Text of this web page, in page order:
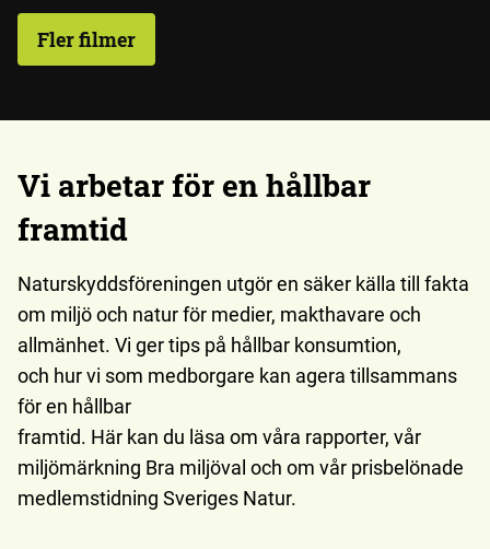
Fler filmer
Vi arbetar för en hållbar
framtid
Naturskyddsföreningen utgör en säker källa till fakta
om miljö och natur för medier, makthavare och
allmänhet. Vi ger tips på hållbar konsumtion,
och hur vi som medborgare kan agera tillsammans
för en hållbar
framtid. Här kan du läsa om våra rapporter, vår
miljömärkning Bra miljöval och om vår prisbelönade
medlemstidning Sveriges Natur.